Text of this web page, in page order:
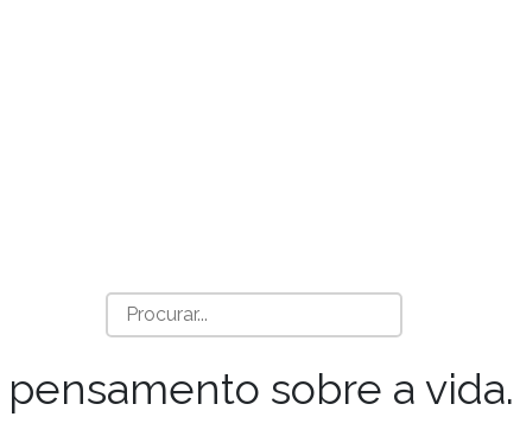
sobre a vida.